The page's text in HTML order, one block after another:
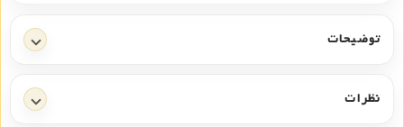
توضیحات
نظرات